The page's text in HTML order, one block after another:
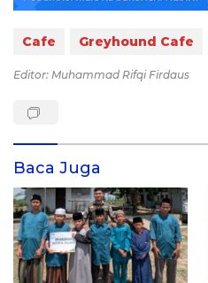
Cafe Greyhound Cafe
Editor: Muhammad Rifqi Firdaus
Baca Juga